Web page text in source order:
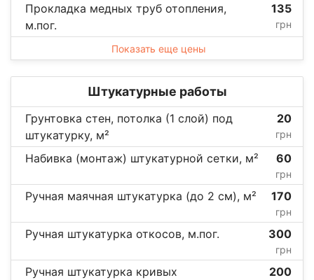
Прокладка медных труб отопления,
м.пог.
135
грн
Показать еще цены
Штукатурные работы
Грунтовка стен, потолка (1 слой) под
штукатурку, м²
20
грн
Набивка (монтаж) штукатурной сетки, м² 60
грн
Ручная маячная штукатурка (до 2 см), м² 170
грн
Ручная штукатурка откосов, м.пог. 300
грн
Ручная штукатурка кривых
200